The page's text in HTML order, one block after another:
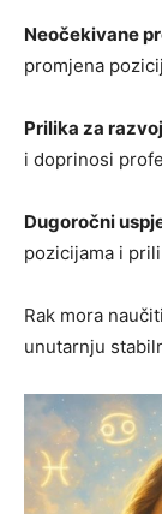
Neočekivane
promjena
Prilika za
i doprinosi
Dugoročni
pozicijama i
Rak mora naučiti
unutarnju